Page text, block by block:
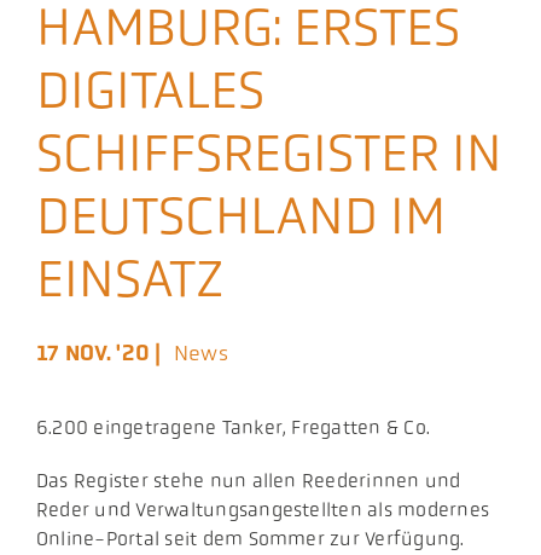
Aktuelles
Podcast
HAMBURG: ERSTES
DIGITALES
SCHIFFSREGISTER IN
DEUTSCHLAND IM
EINSATZ
17 NOV. '20 | News
6.200 eingetragene Tanker, Fregatten & Co.
Das Register stehe nun allen Reederinnen und
Reder und Verwaltungsangestellten als modernes
Online-Portal seit dem Sommer zur Verfügung.